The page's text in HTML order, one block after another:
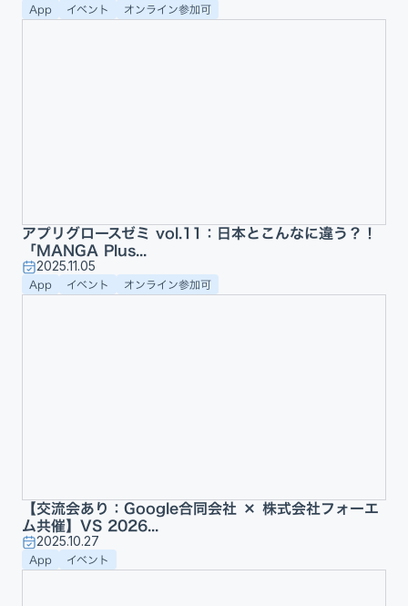
App イベント オンライン参加可
アプリグロースゼミ vol.11：日本とこんなに違う？！
「MANGA Plus...
2025.11.05
App イベント オンライン参加可
【交流会あり：Google合同会社 × 株式会社フォーエ
ム共催】VS 2026...
2025.10.27
App イベント